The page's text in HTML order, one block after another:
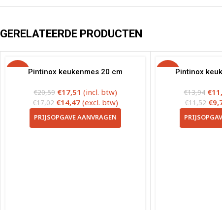
GERELATEERDE PRODUCTEN
Pintinox keukenmes 20 cm
€20,59 €17,51 (incl. btw)
€17,02 €14,47 (excl. btw)
PRIJSOPGAVE AANVRAGEN
-15%Pintinox
€13,94 €
€11,52 €